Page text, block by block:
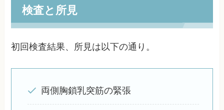
検査と所見
初回検査結果、所見は以下の通り。
両側胸鎖乳突筋の緊張